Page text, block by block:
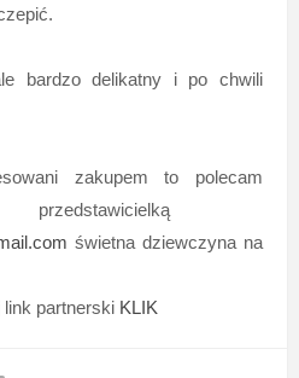
bardzo delikatny i po chwili
zakupem to polecam
świetna dziewczyna na
link partnerski KLIK